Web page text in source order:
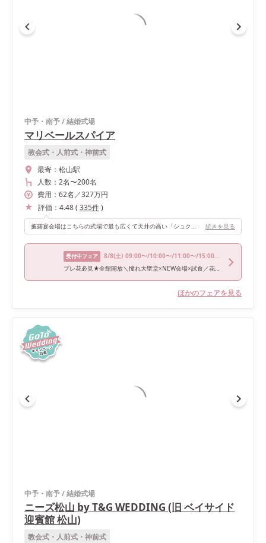
中予・南予/結婚式場
マリベールスパイア
教会式・人前式・神前式
最寄： 松山駅
人数： 2名〜200名
費用： 62名 ／327万円
評価： 4.48( 335件)
披露宴会場はこちらの式場で最も広くて天井の高い「シュクレ」にしました。 広いガーデンからのサプライズ入場、会場内２つの階段を使って絶対やりたかった「ホールニューワールド」でのお色直し入場など、会場の強みをふんだんに使わせていただきました。 広さを十分活かしたゆったりめのレイアウトで、感染症対策ができたのも良かったです。 続きを見る
受付中フェア 8/8(土) 09:00〜/10:00〜/11:00〜/15:00〜/16:00〜
プレ花必見★全館開放＼憧れ大聖堂×NEW会場×試食／花嫁体験
ほかのフェアを見る
中予・南予/結婚式場
ニーズ松山 by T&G WEDDING (旧 ベイサイド
迎賓館 松山)
教会式・人前式・神前式